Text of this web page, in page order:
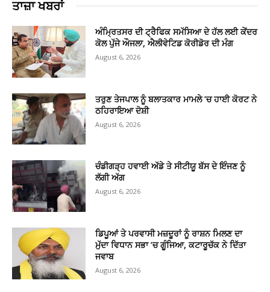
ਤਾਜ਼ਾ ਖਬਰਾਂ
ਅੰਮ੍ਰਿਤਸਰ ਦੀ ਟ੍ਰੈਫਿਕ ਸਮੱਸਿਆ ਦੇ ਹੱਲ ਲਈ ਕੇਂਦਰ
ਕੋਲ ਪੁੱਜੇ ਔਜਲਾ, ਐਲੀਵੇਟਿਡ ਕੋਰੀਡੋਰ ਦੀ ਮੰਗ
August 6, 2026
ਤਰੁਣ ਤੇਜਪਾਲ ਨੂੰ ਬਲਾਤਕਾਰ ਮਾਮਲੇ ’ਚ ਹਾਈ ਕੋਰਟ ਨੇ
ਠਹਿਰਾਇਆ ਦੋਸ਼ੀ
August 6, 2026
ਚੰਡੀਗੜ੍ਹ ਹਵਾਈ ਅੱਡੇ ਤੇ ਸੀਟੀਯੂ ਬੱਸ ਦੇ ਇੰਜਣ ਨੂੰ
ਲੱਗੀ ਅੱਗ
August 6, 2026
ਡਿਪੂਆਂ ਤੇ ਪਰਵਾਸੀ ਮਜ਼ਦੂਰਾਂ ਨੂੰ ਰਾਸ਼ਨ ਮਿਲਣ ਦਾ
ਮੁੱਦਾ ਵਿਧਾਨ ਸਭਾ ’ਚ ਗੂੰਜਿਆ, ਕਟਾਰੂਚੱਕ ਨੇ ਦਿੱਤਾ
ਜਵਾਬ
August 6, 2026